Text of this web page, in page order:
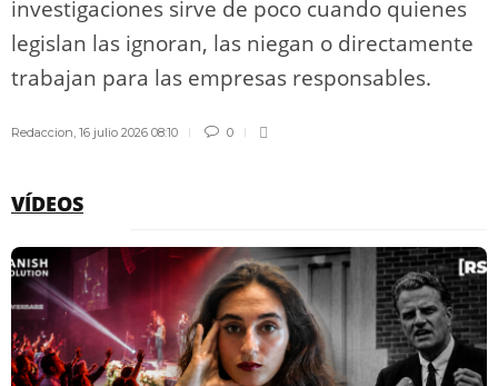
investigaciones sirve de poco cuando quienes
legislan las ignoran, las niegan o directamente
trabajan para las empresas responsables.
Redaccion 16 julio 2026 08:10 0
VÍDEOS